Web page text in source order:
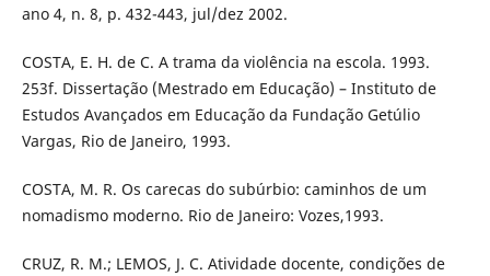
ano 4, n. 8, p. 432-443, jul/dez 2002.
COSTA, E. H. de C. A trama da violência na escola. 1993.
253f. Dissertação (Mestrado em Educação) – Instituto de
Estudos Avançados em Educação da Fundação Getúlio
Vargas, Rio de Janeiro, 1993.
COSTA, M. R. Os carecas do subúrbio: caminhos de um
nomadismo moderno. Rio de Janeiro: Vozes,1993.
CRUZ, R. M.; LEMOS, J. C. Atividade docente, condições de